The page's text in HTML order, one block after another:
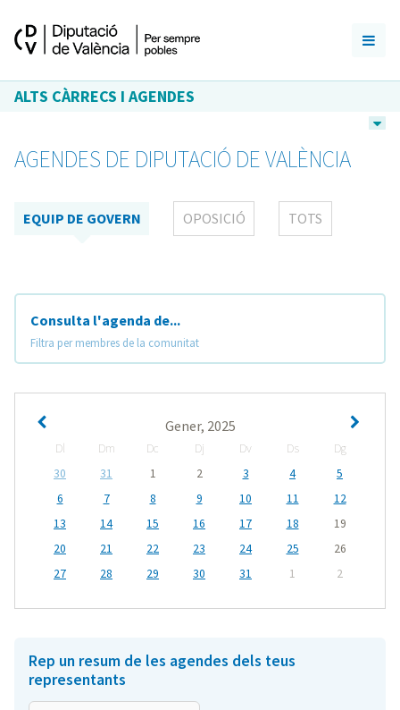
ALTS CÀRRECS I AGENDES
AGENDES DE DIPUTACIÓ DE VALÈNCIA
EQUIP DE GOVERN OPOSICIÓ TOTS
Consulta l'agenda de...
Filtra per membres de la comunitat
Gener, 2025
Dl Dm Dc Dj Dv Ds
Dg
30
31 1 2 3 4
5
6
7 8 9 10 11
12
13
14 15 16 17 18
19
20
21 22 23 24 25
26
27
28 29 30 31 1 2
Rep un resum de les agendes dels teus
representants